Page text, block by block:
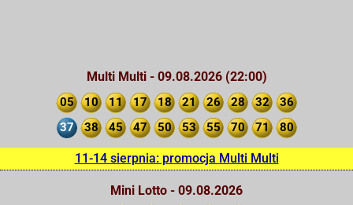
Multi Multi - 09.08.2026 (22:00)
05 10 11 17 18 21 26 28 32
36
37
38 45 47 50 53 55 70 71 80
11-14 sierpnia: promocja Multi Multi
Mini Lotto - 09.08.2026